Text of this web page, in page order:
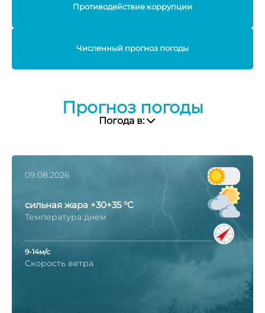
Противодействие коррупции
Численный прогноз погоды
Прогноз погоды
Погода в:
09.08.2026
сильная жара +30+35 °C
Температура днем
9-14м/с
Скорость ветра